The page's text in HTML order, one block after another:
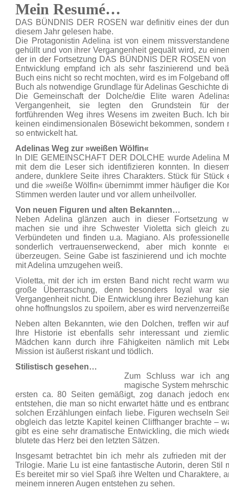
Mein Resumé…
DAS BÜNDNIS DER ROSEN war definitiv eines der
diesem Jahr gelesen habe.
Die Protagonistin Adelina ist von einem
gehüllt und von ihrer Vergangenheit gequält wird, zu
der in der Fortsetzung DAS BÜNDNIS DER ROSEN
Entwicklung empfand ich als sehr faszinierend und
Buch eins nicht so recht mochten, wird es im Folgeband
Buch als notwendige Grundlage für Adelinas Geschichte
Die Gemeinschaft der Dolche/die Elite waren
Vergangenheit, sie legten den Grundstein für
fortführenden Weg ihres Wesens im zweiten Buch. Ich
keinen eindimensionalen Bösewicht bekommen, sondern
so entwickelt hat.
Adelinas Weg zur »weißen Wölfin«
In DIE GEMEINSCHAFT DER DOLCHE wurde Adelina
mit dem die Leser sich identifizieren konnten. In
andere, dunklere Seite ihres Charakters. Stück für Stück
und die »weiße Wölfin« übernimmt immer häufiger die
Stimmen werden lauter und vor allem unheilvoller.
Von neuen Figuren und alten Bekannten…
Neben Adelina glänzen auch in dieser Fortsetzung
machen sie und ihre Schwester Violetta sich gleich
Verbündeten und finden u.a. Magiano. Als
sonderlich vertrauenserweckend, aber mich konnte
überzeugen. Seine Gabe ist faszinierend und ich
mit Adelina umzugehen weiß.
Violetta, mit der ich im ersten Band nicht recht warm
große Überraschung, denn besonders loyal war
Vergangenheit nicht. Die Entwicklung ihrer Beziehung
ohne hoffnungslos zu spoilern, aber es wird
Neben alten Bekannten, wie den Dolchen, treffen wir
Ihre Historie ist ebenfalls sehr interessant und
Mädchen kann durch ihre Fähigkeiten nämlich mit
Mission ist äußerst riskant und tödlich.
Stilistisch gesehen…
Zum Schluss war ich
magische System
ersten ca. 80 Seiten gemäßigt, zog danach jedoch
entstehen, die man so nicht erwartet hätte und es
solchen Erzählungen einfach liebe. Figuren wechseln
obgleich das letzte Kapitel keinen Cliffhanger brachte –
gibt es eine sehr dramatische Entwickling, die mich
blutete das Herz bei den letzten Sätzen.
Insgesamt betrachtet bin ich mehr als zufrieden mit
Trilogie. Marie Lu ist eine fantastische Autorin, deren Stil
Es bereitet mir so viel Spaß ihre Welten und Charaktere,
meinem inneren Augen entstehen zu sehen.